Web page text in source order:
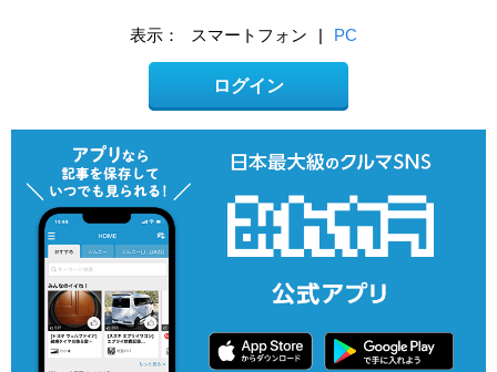
表示： スマートフォン | PC
ログイン